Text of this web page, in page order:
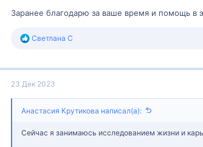
Заранее благодарю за ваше время и помощь в
Р
к
и
и
Светлана С
23 Дек 2023
Анастасия Крутикова написал(а):
Сейчас я занимаюсь исследованием жизни и